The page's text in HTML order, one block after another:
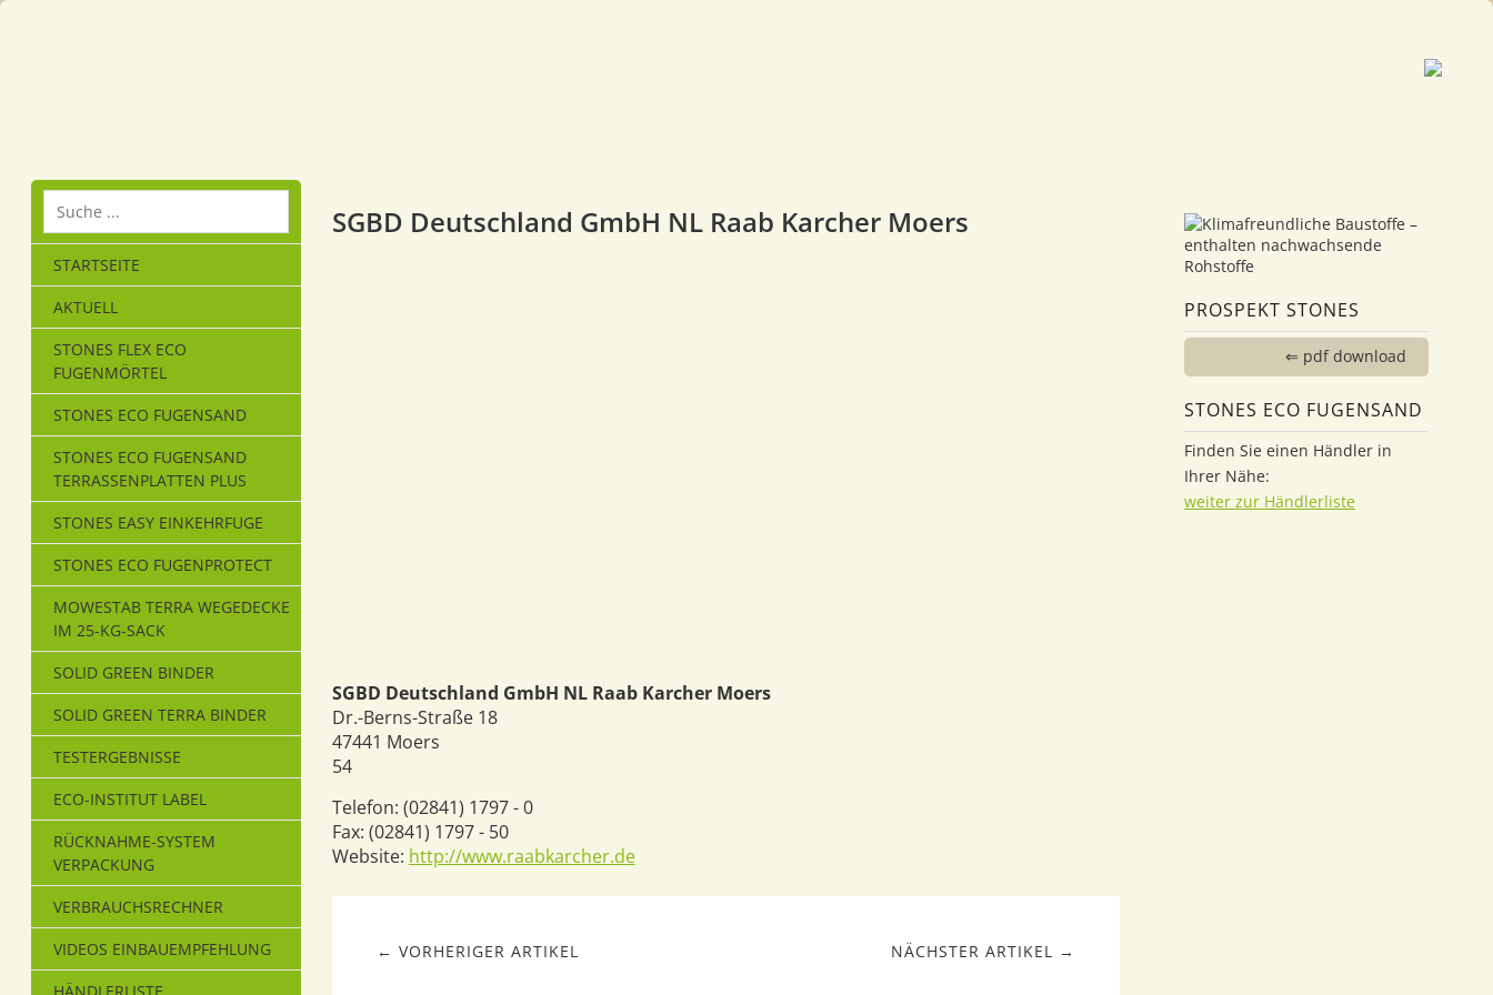
STARTSEITE
AKTUELL
STONES FLEX ECO
FUGENMÖRTEL
STONES ECO FUGENSAND
STONES ECO FUGENSAND
TERRASSENPLATTEN PLUS
STONES EASY EINKEHRFUGE
STONES ECO FUGENPROTECT
MOWESTAB TERRA WEGEDECKE
IM 25-KG-SACK
SOLID GREEN BINDER
SOLID GREEN TERRA BINDER
TESTERGEBNISSE
ECO-INSTITUT LABEL
RÜCKNAHME-SYSTEM
VERPACKUNG
VERBRAUCHSRECHNER
VIDEOS EINBAUEMPFEHLUNG
SGBD Deutschland GmbH NL Raab Karcher Moers
SGBD Deutschland GmbH NL Raab Karcher Moers
Dr.-Berns-Straße 18
47441 Moers
54
Telefon: (02841) 1797 - 0
Fax: (02841) 1797 - 50
Website: http://www.raabkarcher.de
NÄCHSTER ARTIKEL →
← VORHERIGER ARTIKEL
PROSPEKT STONES
⇐ pdf download
STONES ECO FUGENSAND
Finden Sie einen Händler in
Ihrer Nähe:
weiter zur Händlerliste